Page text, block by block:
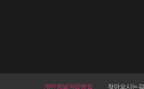
개인정보처리방침 찾아오시는길